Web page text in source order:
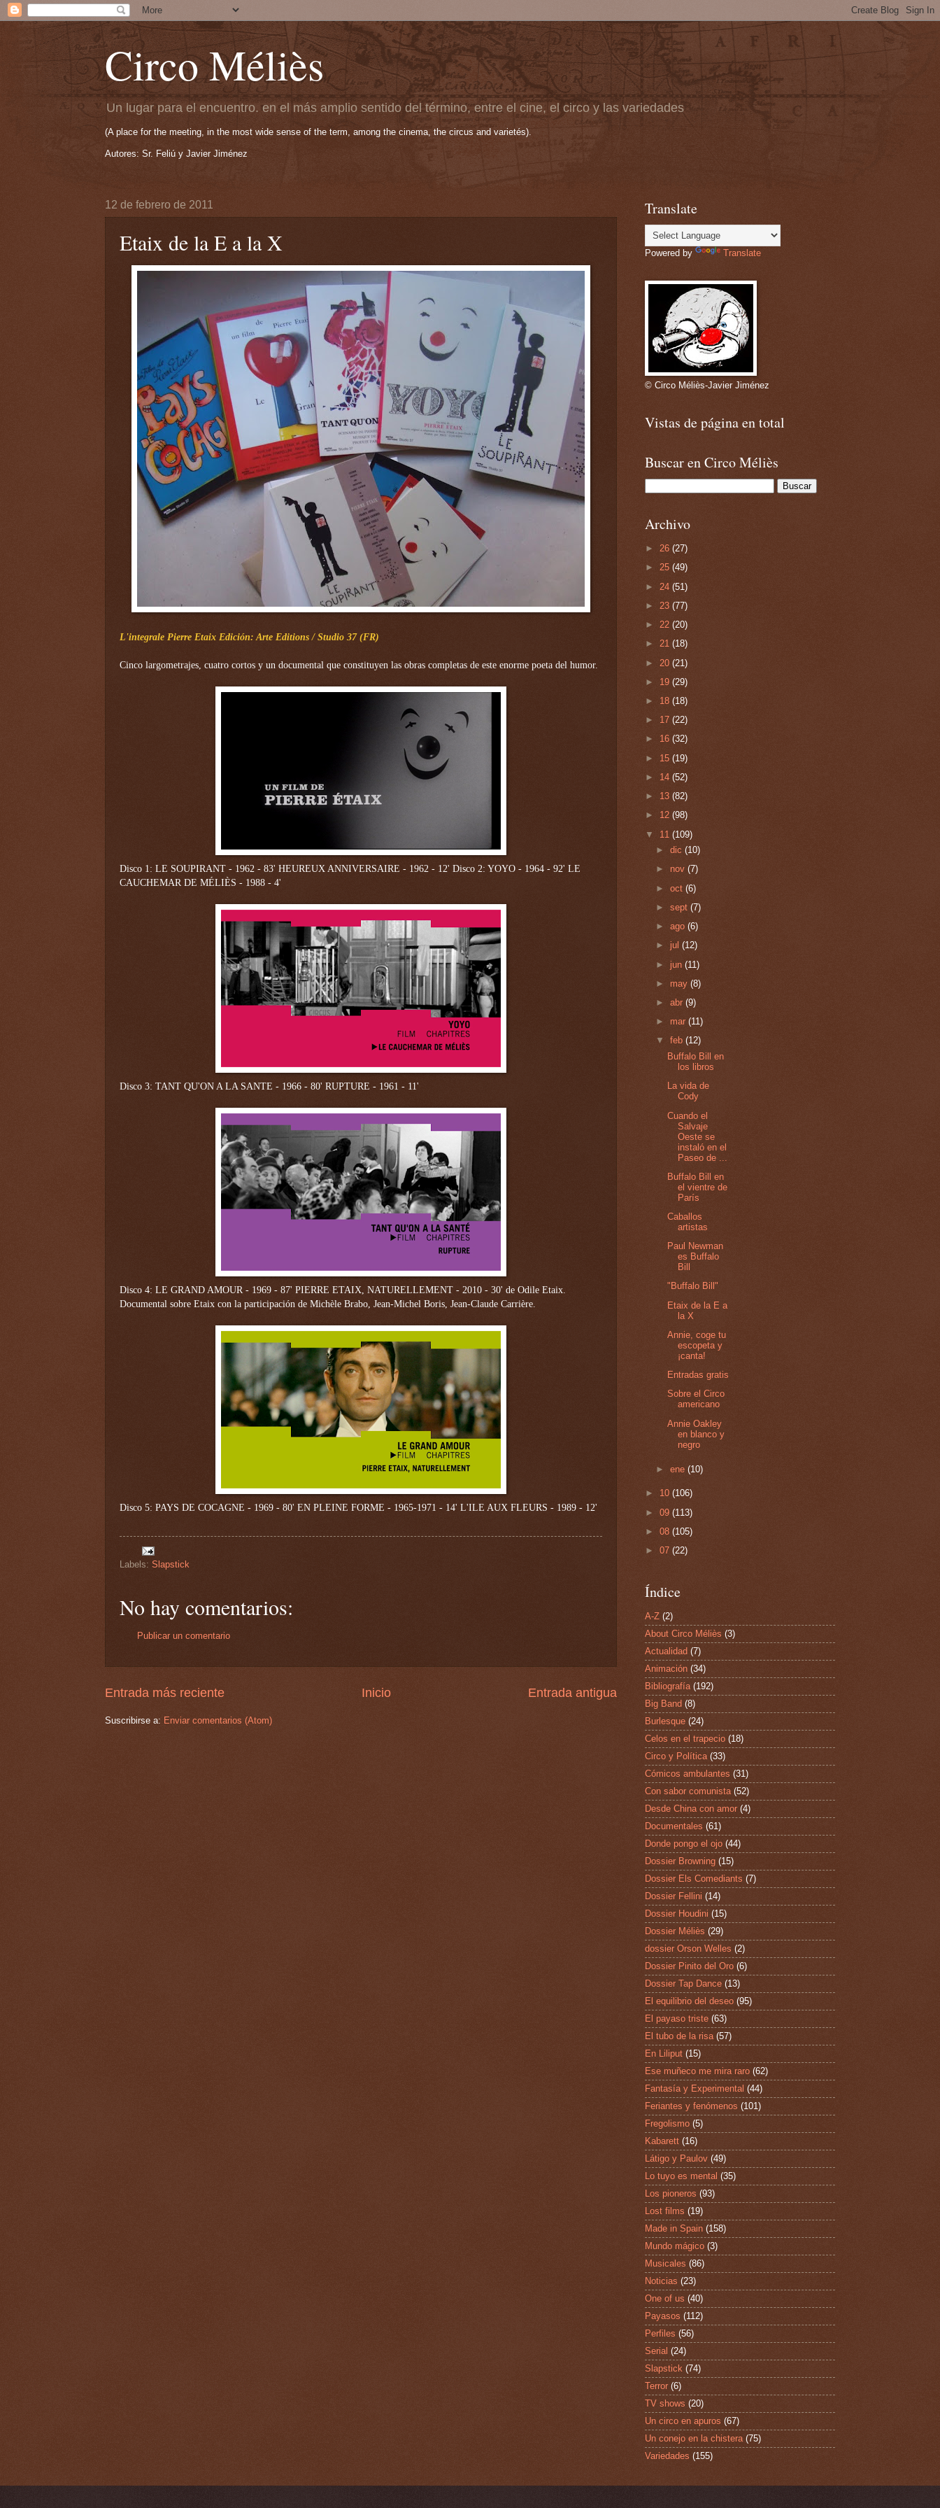
Circo Méliès
Un lugar para el encuentro. en el más amplio sentido del término, entre el cine, el circo y las variedades
(A place for the meeting, in the most wide sense of the term, among the cinema, the circus and varietés).
Autores: Sr. Feliú y Javier Jiménez
12 de febrero de 2011
Etaix de la E a la X
L'integrale Pierre Etaix Edición: Arte Editions / Studio 37 (FR)
Cinco largometrajes, cuatro cortos y un documental que constituyen las obras completas de este enorme poeta del humor.
Disco 1: LE SOUPIRANT - 1962 - 83' HEUREUX ANNIVERSAIRE - 1962 - 12' Disco 2: YOYO - 1964 - 92' LE
CAUCHEMAR DE MÉLIÈS - 1988 - 4'
Disco 3: TANT QU'ON A LA SANTE - 1966 - 80' RUPTURE - 1961 - 11'
Disco 4: LE GRAND AMOUR - 1969 - 87' PIERRE ETAIX, NATURELLEMENT - 2010 - 30' de Odile Etaix.
Documental sobre Etaix con la participación de Michèle Brabo, Jean-Michel Boris, Jean-Claude Carrière.
Disco 5: PAYS DE COCAGNE - 1969 - 80' EN PLEINE FORME - 1965-1971 - 14' L'ILE AUX FLEURS - 1989 - 12'
Labels: Slapstick
No hay comentarios:
Publicar un comentario
Entrada más reciente Entrada antigua
Inicio
Suscribirse a: Enviar comentarios (Atom)
Translate
Powered by Translate
© Circo Méliès-Javier Jiménez
Vistas de página en total
Buscar en Circo Méliès
Archivo
► 26 (27)
► 25 (49)
► 24 (51)
► 23 (77)
► 22 (20)
► 21 (18)
► 20 (21)
► 19 (29)
► 18 (18)
► 17 (22)
► 16 (32)
► 15 (19)
► 14 (52)
► 13 (82)
► 12 (98)
▼ 11 (109)
►dic(10)
► nov(7)
►oct(6)
►sept(7)
►ago(6)
►jul(12)
► jun(11)
► may(8)
►abr(9)
► mar(11)
▼feb(12)
Buffalo Bill en
los libros
La vida de
Cody
Cuando el
Salvaje
Oeste se
instaló en el
Paseo de ...
Buffalo Bill en
el vientre de
París
Caballos
artistas
Paul Newman
es Buffalo
Bill
"Buffalo Bill"
Etaix de la E a
la X
Annie, coge tu
escopeta y
¡canta!
Entradas gratis
Sobre el Circo
americano
Annie Oakley
en blanco y
negro
►ene(10)
► 10 (106)
► 09 (113)
► 08 (105)
► 07 (22)
Índice
A-Z (2)
About Circo Méliès (3)
Actualidad (7)
Animación (34)
Bibliografía (192)
Big Band (8)
Burlesque (24)
Celos en el trapecio (18)
Circo y Política (33)
Cómicos ambulantes (31)
Con sabor comunista (52)
Desde China con amor (4)
Documentales (61)
Donde pongo el ojo (44)
Dossier Browning (15)
Dossier Els Comediants (7)
Dossier Fellini (14)
Dossier Houdini (15)
Dossier Méliès (29)
dossier Orson Welles (2)
Dossier Pinito del Oro (6)
Dossier Tap Dance (13)
El equilibrio del deseo (95)
El payaso triste (63)
El tubo de la risa (57)
En Liliput (15)
Ese muñeco me mira raro (62)
Fantasía y Experimental (44)
Feriantes y fenómenos (101)
Fregolismo (5)
Kabarett (16)
Látigo y Paulov (49)
Lo tuyo es mental (35)
Los pioneros (93)
Lost films (19)
Made in Spain (158)
Mundo mágico (3)
Musicales (86)
Noticias (23)
One of us (40)
Payasos (112)
Perfiles (56)
Serial (24)
Slapstick (74)
Terror (6)
TV shows (20)
Un circo en apuros (67)
Un conejo en la chistera (75)
Variedades (155)